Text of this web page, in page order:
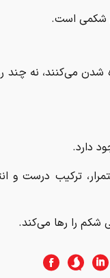
شکمی است.
هفته شروع به دیده شدن می‌کنند،
دارد.
ترکیب درست و
شکم را رها می‌کند.